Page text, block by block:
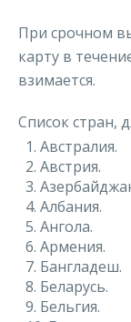
При срочном
карту в
взимается.
Список стран,
1. Австралия.
2. Австрия.
3.
4. Албания.
5. Ангола.
6. Армения.
7. Бангладеш.
8. Беларусь.
9. Бельгия.